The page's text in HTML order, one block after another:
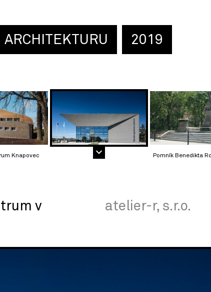
ARCHITEKTURU 2019
Knapovec Pomník Benedikta
v
atelier-r, s.r.o.